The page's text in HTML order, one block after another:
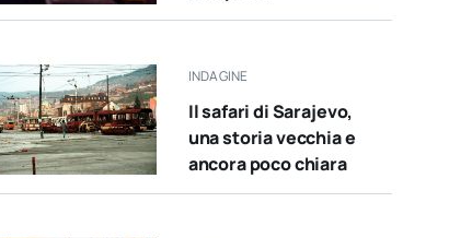
INDAGINE
Il safari di Sarajevo,
una storia vecchia e
ancora poco chiara